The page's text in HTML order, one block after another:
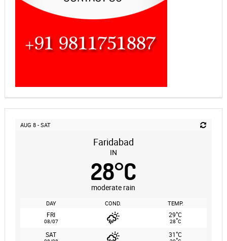
AUG 8 - SAT
Faridabad
IN
28°C
moderate rain
DAY COND. TEMP.
FRI
08/07
29°C
28°C
SAT 31°C